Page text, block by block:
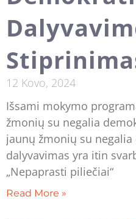
12 Kovo, 2024
Išsami mokymo
žmonių su negalia
jaunų žmonių su
dalyvavimas yra itin
„Nepaprasti piliečiai“
Read More »